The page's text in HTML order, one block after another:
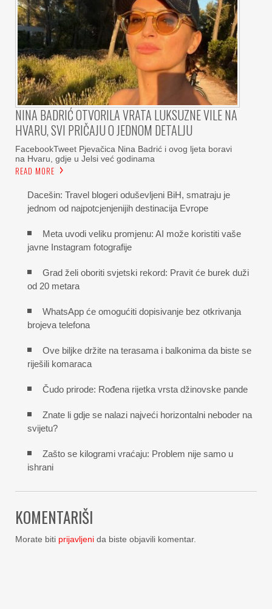
NINA BADRIĆ OTVORILA VRATA LUKSUZNE VILE NA
HVARU, SVI PRIČAJU O JEDNOM DETALJU
FacebookTweet Pjevačica Nina Badrić i ovog ljeta boravi
na Hvaru, gdje u Jelsi već godinama
READ MORE
Dacešin: Travel blogeri oduševljeni BiH, smatraju je
jednom od najpotcjenjenijih destinacija Evrope
Meta uvodi veliku promjenu: AI može koristiti vaše
javne Instagram fotografije
Grad želi oboriti svjetski rekord: Pravit će burek duži
od 20 metara
WhatsApp će omogućiti dopisivanje bez otkrivanja
brojeva telefona
Ove biljke držite na terasama i balkonima da biste se
riješili komaraca
Čudo prirode: Rođena rijetka vrsta džinovske pande
Znate li gdje se nalazi najveći horizontalni neboder na
svijetu?
Zašto se kilogrami vraćaju: Problem nije samo u
ishrani
KOMENTARIŠI
Morate biti prijavljeni da biste objavili komentar.